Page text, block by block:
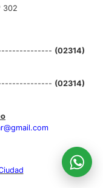
302
(02314)
(02314)